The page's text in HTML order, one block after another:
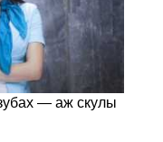
— аж скулы